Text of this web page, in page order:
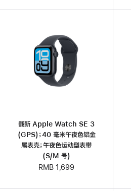
翻新 Apple Watch SE 3
(GPS)；40 毫米午夜色铝金
属表壳；午夜色运动型表带
(S/M 号)
RMB 1,699